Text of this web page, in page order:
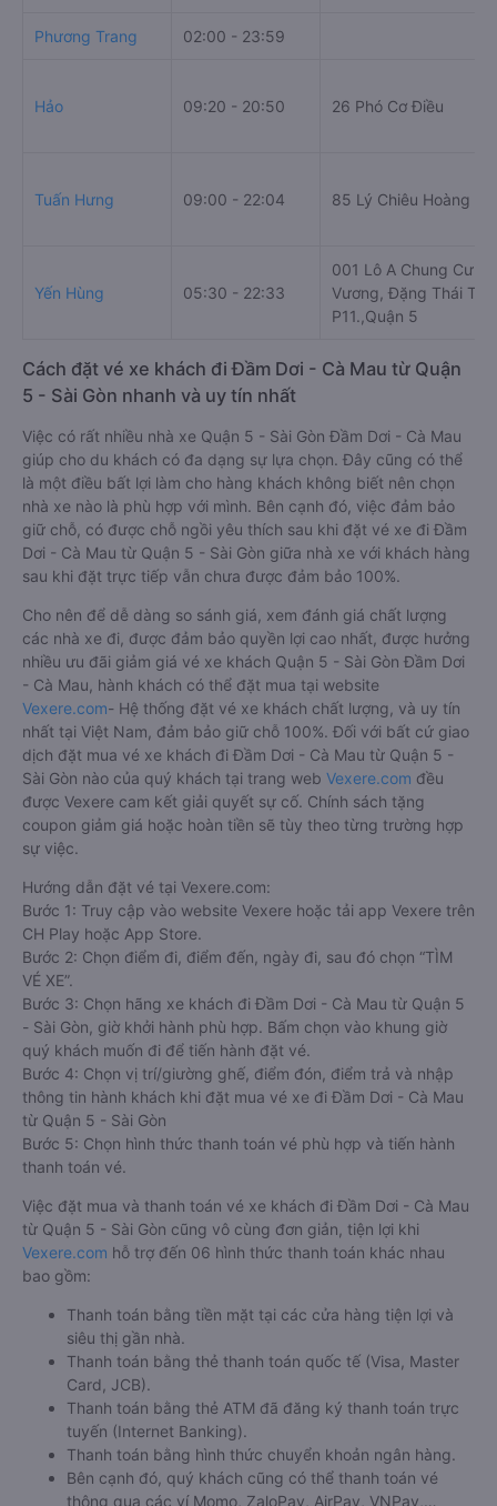
Phương Trang 02:00 - 23:59
Hảo 09:20 - 20:50 26 Phó Cơ Điều
Tuấn Hưng 09:00 - 22:04 85 Lý Chiêu Hoàng
Yến Hùng 05:30 - 22:33
001 Lô A Chung Cư
Vương, Đặng Thái
P11.,Quận 5
Cách đặt vé xe khách đi Đầm Dơi - Cà Mau từ Quận
5 - Sài Gòn nhanh và uy tín nhất
Việc có rất nhiều nhà xe Quận 5 - Sài Gòn Đầm Dơi - Cà Mau
giúp cho du khách có đa dạng sự lựa chọn. Đây cũng có thể
là một điều bất lợi làm cho hàng khách không biết nên chọn
nhà xe nào là phù hợp với mình. Bên cạnh đó, việc đảm bảo
giữ chỗ, có được chỗ ngồi yêu thích sau khi đặt vé xe đi Đầm
Dơi - Cà Mau từ Quận 5 - Sài Gòn giữa nhà xe với khách hàng
sau khi đặt trực tiếp vẫn chưa được đảm bảo 100%.
Cho nên để dễ dàng so sánh giá, xem đánh giá chất lượng
các nhà xe đi, được đảm bảo quyền lợi cao nhất, được hưởng
nhiều ưu đãi giảm giá vé xe khách Quận 5 - Sài Gòn Đầm Dơi
- Cà Mau, hành khách có thể đặt mua tại website
Vexere.com- Hệ thống đặt vé xe khách chất lượng, và uy tín
nhất tại Việt Nam, đảm bảo giữ chỗ 100%. Đối với bất cứ giao
dịch đặt mua vé xe khách đi Đầm Dơi - Cà Mau từ Quận 5 -
Sài Gòn nào của quý khách tại trang web Vexere.com đều
được Vexere cam kết giải quyết sự cố. Chính sách tặng
coupon giảm giá hoặc hoàn tiền sẽ tùy theo từng trường hợp
sự việc.
Hướng dẫn đặt vé tại Vexere.com:
Bước 1: Truy cập vào website Vexere hoặc tải app Vexere trên
CH Play hoặc App Store.
Bước 2: Chọn điểm đi, điểm đến, ngày đi, sau đó chọn “TÌM
VÉ XE”.
Bước 3: Chọn hãng xe khách đi Đầm Dơi - Cà Mau từ Quận 5
- Sài Gòn, giờ khởi hành phù hợp. Bấm chọn vào khung giờ
quý khách muốn đi để tiến hành đặt vé.
Bước 4: Chọn vị trí/giường ghế, điểm đón, điểm trả và nhập
thông tin hành khách khi đặt mua vé xe đi Đầm Dơi - Cà Mau
từ Quận 5 - Sài Gòn
Bước 5: Chọn hình thức thanh toán vé phù hợp và tiến hành
thanh toán vé.
Việc đặt mua và thanh toán vé xe khách đi Đầm Dơi - Cà Mau
từ Quận 5 - Sài Gòn cũng vô cùng đơn giản, tiện lợi khi
Vexere.com hỗ trợ đến 06 hình thức thanh toán khác nhau
bao gồm:
Thanh toán bằng tiền mặt tại các cửa hàng tiện lợi và
siêu thị gần nhà.
Thanh toán bằng thẻ thanh toán quốc tế (Visa, Master
Card, JCB).
Thanh toán bằng thẻ ATM đã đăng ký thanh toán trực
tuyến (Internet Banking).
Thanh toán bằng hình thức chuyển khoản ngân hàng.
Bên cạnh đó, quý khách cũng có thể thanh toán vé
thông qua các ví Momo, ZaloPay, AirPay, VNPay,…